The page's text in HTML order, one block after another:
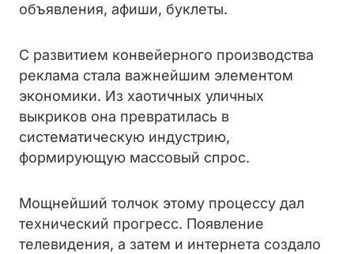
объявления, афиши, буклеты.
С развитием конвейерного производства
реклама стала важнейшим элементом
экономики. Из хаотичных уличных
выкриков она превратилась в
систематическую индустрию,
формирующую массовый спрос.
Мощнейший толчок этому процессу дал
технический прогресс. Появление
телевидения, а затем и интернета создало